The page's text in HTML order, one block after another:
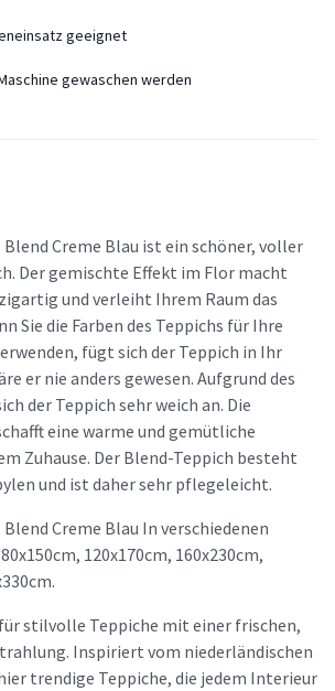
geeignet
gewaschen werden
Creme Blau ist ein schöner, voller
Der gemischte Effekt im Flor macht
und verleiht Ihrem Raum das
Sie die Farben des Teppichs für Ihre
fügt sich der Teppich in Ihr
er nie anders gewesen. Aufgrund des
der Teppich sehr weich an. Die
eine warme und gemütliche
Zuhause. Der Blend-Teppich besteht
und ist daher sehr pflegeleicht.
Creme Blau In verschiedenen
120x170cm, 160x230cm,
stilvolle Teppiche mit einer frischen,
Inspiriert vom niederländischen
trendige Teppiche, die jedem Interieur